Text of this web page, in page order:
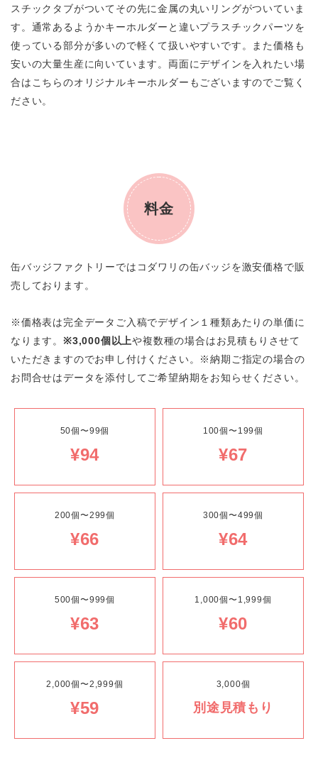
スチックタブがついてその先に金属の丸いリングがついていま
す。通常あるようかキーホルダーと違いプラスチックパーツを
使っている部分が多いので軽くて扱いやすいです。また価格も
安いの大量生産に向いています。両面にデザインを入れたい場
合はこちらのオリジナルキーホルダーもございますのでご覧く
ださい。
料金
缶バッジファクトリーではコダワリの缶バッジを激安価格で販
売しております。
※価格表は完全データご入稿でデザイン１種類あたりの単価に
なります。 ※3,000個以上や複数種の場合はお見積もりさせて
いただきますのでお申し付けください。※納期ご指定の場合の
お問合せはデータを添付してご希望納期をお知らせください。
50個〜99個
¥94
100個〜199個
¥67
200個〜299個
¥66
300個〜499個
¥64
500個〜999個
¥63
1,000個〜1,999個
¥60
2,000個〜2,999個
¥59
3,000個
別途見積もり